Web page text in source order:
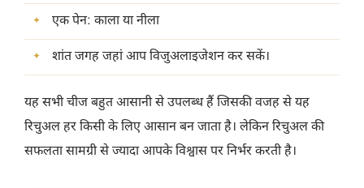
एक पेन: काला या नीला
शांत जगह जहां आप विजुअलाइजेशन कर सकें।
यह सभी चीज बहुत आसानी से उपलब्ध हैं जिसकी वजह से यह
रिचुअल हर किसी के लिए आसान बन जाता है। लेकिन रिचुअल की
सफलता सामग्री से ज्यादा आपके विश्वास पर निर्भर करती है।